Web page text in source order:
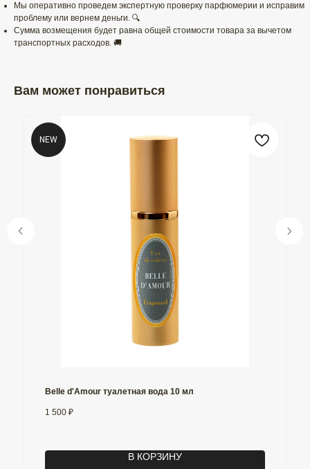
Мы оперативно проведем экспертную проверку парфюмерии и исправим
проблему или вернем деньги. 🔍
Сумма возмещения будет равна общей стоимости товара за вычетом
транспортных расходов. 🚚
Вам может понравиться
NEW
Belle d'Amour туалетная вода 10 мл
1 500 ₽
В КОРЗИНУ